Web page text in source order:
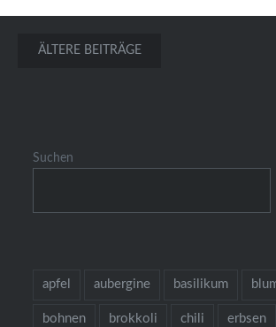
Beitragsnavigation
ÄLTERE BEITRÄGE
Suchen
apfel aubergine basilikum
bohnen brokkoli chili erbsen